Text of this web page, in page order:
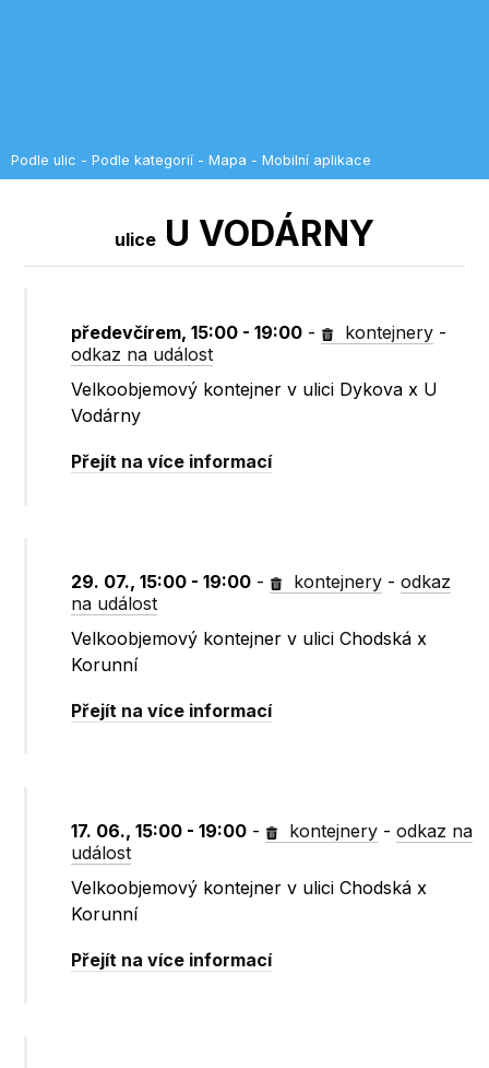
Podle ulic - Podle kategorií - Mapa - Mobilní aplikace
ulice U VODÁRNY
předevčírem, 15:00 - 19:00 - kontejnery -
odkaz na událost
Velkoobjemový kontejner v ulici Dykova x U
Vodárny
Přejít na více informací
29. 07., 15:00 - 19:00 - kontejnery -odkaz
na událost
Velkoobjemový kontejner v ulici Chodská x
Korunní
Přejít na více informací
17. 06., 15:00 - 19:00 - kontejnery -odkaz na
událost
Velkoobjemový kontejner v ulici Chodská x
Korunní
Přejít na více informací